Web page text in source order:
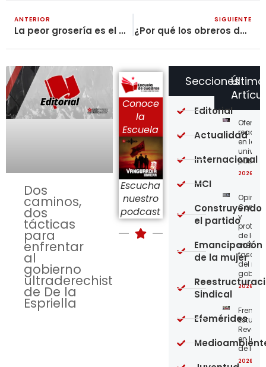
ANTERIOR
La peor grosería es el Congreso mismo
SIGUIENTE
¿Por qué los obreros debemos luchar por la Reestructuración Sindical?
Dos
caminos,
dos
tácticas
para
enfrentar
al
gobierno
ultraderechista
de De la
Espriella
Conoce
la
Escuela
Escucha
nuestro
podcast
en las
2026-
y
de los
del
2026-
Frente
en la
de los
2026-
Secciones
Editorial
Actualidad
Internacional
MCI
Construyendo
el partido
Emancipación
de la mujer
Sindical
Efemérides